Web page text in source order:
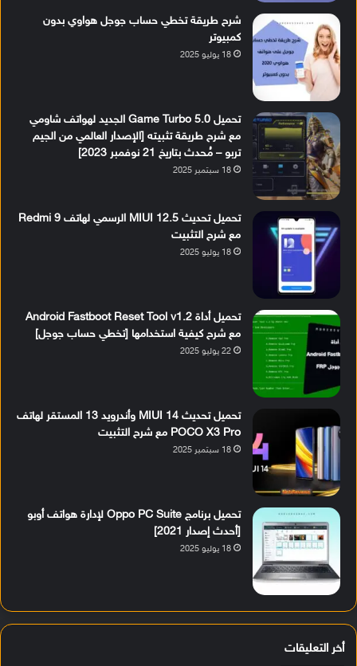
شرح طريقة تخطي حساب جوجل هواوي بدون
كمبيوتر
18 يوليو 2025
تحميل Game Turbo 5.0 الجديد لهواتف شاومي
مع شرح طريقة تثبيته [الإصدار العالمي من الجيم
تربو – مُحدث بتاريخ 21 نوفمبر 2023]
18 سبتمبر 2025
تحميل تحديث MIUI 12.5 الرسمي لهاتف Redmi 9
مع شرح التثبيت
18 يوليو 2025
تحميل أداة Android Fastboot Reset Tool v1.2
مع شرح كيفية استخدامها [تخطي حساب جوجل]
22 يوليو 2025
تحميل تحديث MIUI 14 وأندرويد 13 المستقر لهاتف
POCO X3 Pro مع شرح التثبيت
18 سبتمبر 2025
تحميل برنامج Oppo PC Suite لإدارة هواتف أوبو
[أحدث إصدار 2021]
18 يوليو 2025
أخر التعليقات